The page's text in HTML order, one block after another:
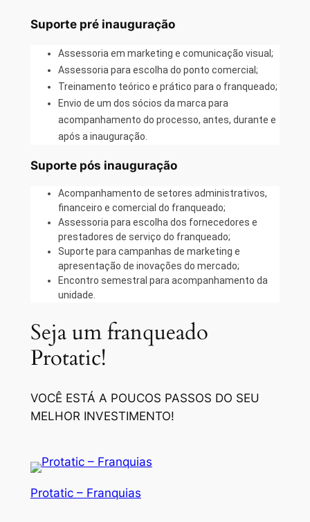
Suporte pré inauguração
Assessoria em marketing e comunicação visual;
Assessoria para escolha do ponto comercial;
Treinamento teórico e prático para o franqueado;
Envio de um dos sócios da marca para
acompanhamento do processo, antes, durante e
após a inauguração.
Suporte pós inauguração
Acompanhamento de setores administrativos,
financeiro e comercial do franqueado;
Assessoria para escolha dos fornecedores e
prestadores de serviço do franqueado;
Suporte para campanhas de marketing e
apresentação de inovações do mercado;
Encontro semestral para acompanhamento da
unidade.
Seja um franqueado
Protatic!
VOCÊ ESTÁ A POUCOS PASSOS DO SEU
MELHOR INVESTIMENTO!
Protatic – Franquias